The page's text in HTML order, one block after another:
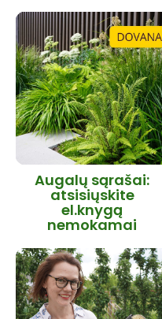
Augalų sąrašai:
atsisiųskite
el.knygą
nemokamai